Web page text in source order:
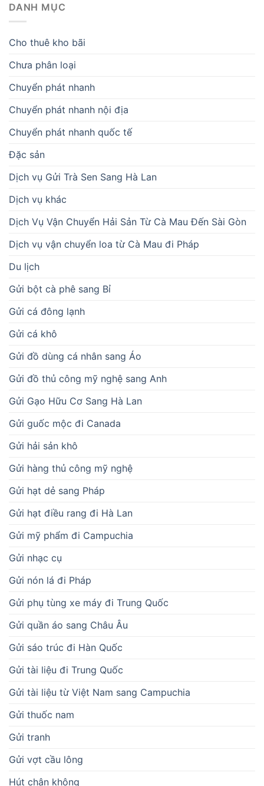
DANH MỤC
Cho thuê kho bãi
Chưa phân loại
Chuyển phát nhanh
Chuyển phát nhanh nội địa
Chuyển phát nhanh quốc tế
Đặc sản
Dịch vụ Gửi Trà Sen Sang Hà Lan
Dịch vụ khác
Dịch Vụ Vận Chuyển Hải Sản Từ Cà Mau Đến Sài Gòn
Dịch vụ vận chuyển loa từ Cà Mau đi Pháp
Du lịch
Gửi bột cà phê sang Bỉ
Gửi cá đông lạnh
Gửi cá khô
Gửi đồ dùng cá nhân sang Áo
Gửi đồ thủ công mỹ nghệ sang Anh
Gửi Gạo Hữu Cơ Sang Hà Lan
Gửi guốc mộc đi Canada
Gửi hải sản khô
Gửi hàng thủ công mỹ nghệ
Gửi hạt dẻ sang Pháp
Gửi hạt điều rang đi Hà Lan
Gửi mỹ phẩm đi Campuchia
Gửi nhạc cụ
Gửi nón lá đi Pháp
Gửi phụ tùng xe máy đi Trung Quốc
Gửi quần áo sang Châu Âu
Gửi sáo trúc đi Hàn Quốc
Gửi tài liệu đi Trung Quốc
Gửi tài liệu từ Việt Nam sang Campuchia
Gửi thuốc nam
Gửi tranh
Gửi vợt cầu lông
Hút chân không